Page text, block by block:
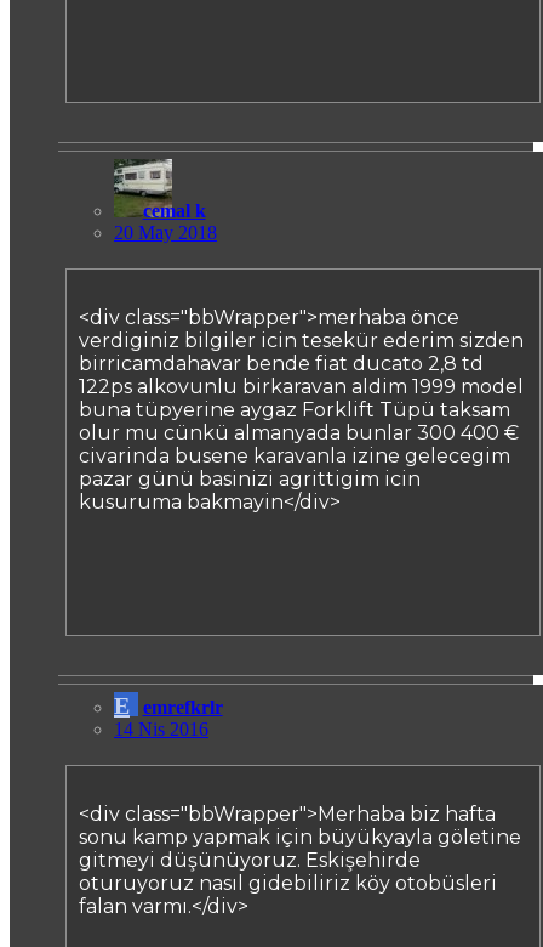
cemal k
20 May 2018
<div class="bbWrapper">merhaba önce
verdiginiz bilgiler icin tesekür ederim sizden
birricamdahavar bende fiat ducato 2,8 td
122ps alkovunlu birkaravan aldim 1999 model
buna tüpyerine aygaz Forklift Tüpü taksam
olur mu cünkü almanyada bunlar 300 400 €
civarinda busene karavanla izine gelecegim
pazar günü basinizi agrittigim icin
kusuruma bakmayin</div>
E
emrefkrlr
14 Nis 2016
<div class="bbWrapper">Merhaba biz hafta
sonu kamp yapmak için büyükyayla göletine
gitmeyi düşünüyoruz. Eskişehirde
oturuyoruz nasıl gidebiliriz köy otobüsleri
falan varmı.</div>